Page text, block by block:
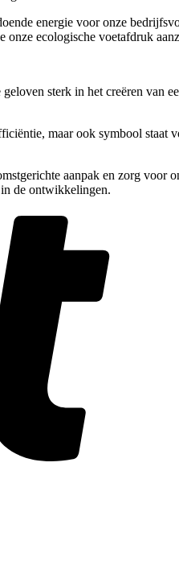
energie voor onze
onze ecologische voetafdruk
sterk in het creëren van
maar ook symbool staat
aanpak en zorg voor
de ontwikkelingen.